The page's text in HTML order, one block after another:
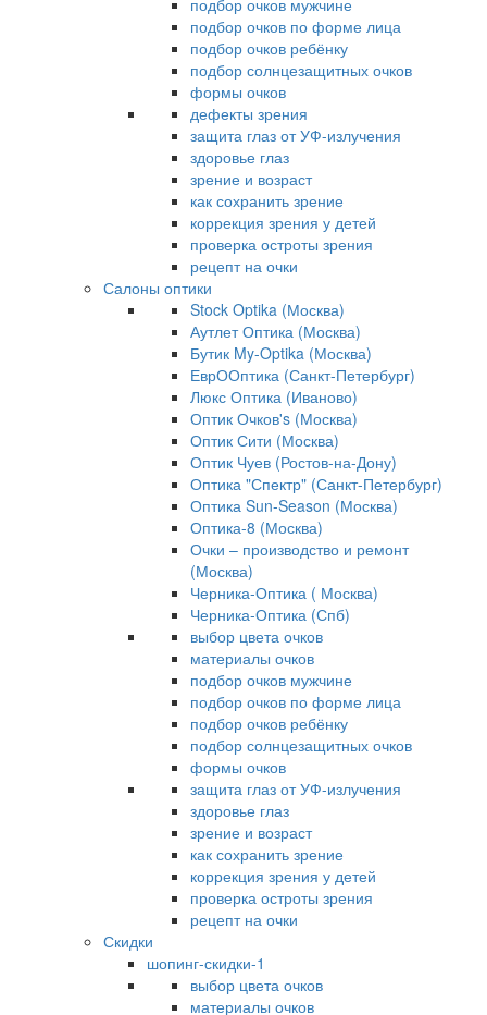
подбор очков мужчине
подбор очков по форме лица
подбор очков ребёнку
подбор солнцезащитных очков
формы очков
дефекты зрения
защита глаз от УФ-излучения
здоровье глаз
зрение и возраст
как сохранить зрение
коррекция зрения у детей
проверка остроты зрения
рецепт на очки
Салоны оптики
Stock Optika (Москва)
Аутлет Оптика (Москва)
Бутик My-Optika (Москва)
ЕврООптика (Санкт-Петербург)
Люкс Оптика (Иваново)
Оптик Очков's (Москва)
Оптик Сити (Москва)
Оптик Чуев (Ростов-на-Дону)
Оптика "Спектр" (Санкт-Петербург)
Оптика Sun-Season (Москва)
Оптика-8 (Москва)
Очки – производство и ремонт
(Москва)
Черника-Оптика ( Москва)
Черника-Оптика (Спб)
выбор цвета очков
материалы очков
подбор очков мужчине
подбор очков по форме лица
подбор очков ребёнку
подбор солнцезащитных очков
формы очков
защита глаз от УФ-излучения
здоровье глаз
зрение и возраст
как сохранить зрение
коррекция зрения у детей
проверка остроты зрения
рецепт на очки
Скидки
шопинг-скидки-1
выбор цвета очков
материалы очков